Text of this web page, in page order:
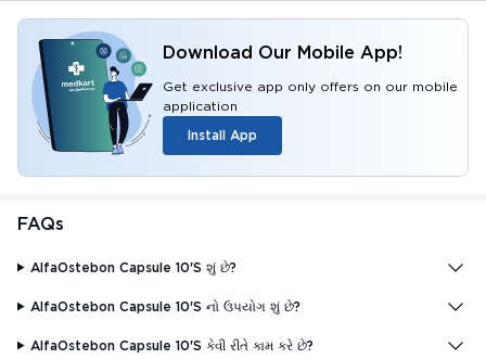
Download Our Mobile App!
Get exclusive app only offers on our mobile
application
Install App
FAQs
AlfaOstebon Capsule 10'S શું છે?
AlfaOstebon Capsule 10'S નો ઉપયોગ શું છે?
AlfaOstebon Capsule 10'S કેવી રીતે કામ કરે છે?